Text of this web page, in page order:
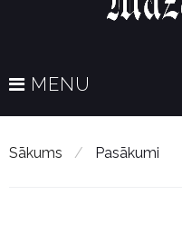
MENU
Sākums / Pasākumi